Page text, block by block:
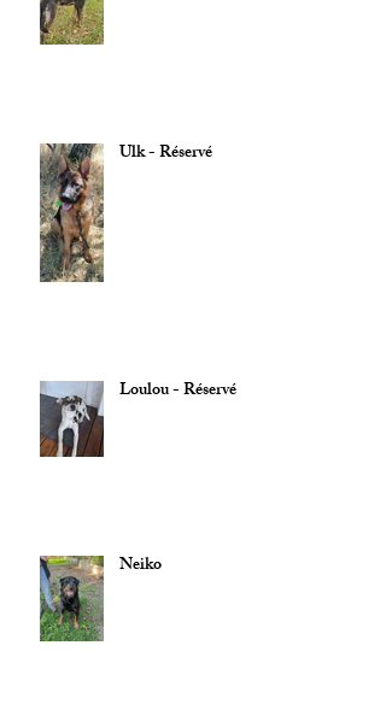
Ulk - Réservé
Loulou - Réservé
Neiko